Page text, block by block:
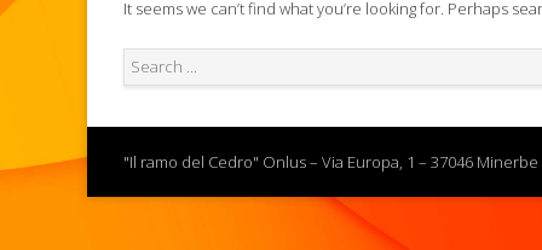
It seems we can’t find what you’re looking for. Perhaps
"Il ramo del Cedro" Onlus – Via Europa, 1 – 37046 Minerbe